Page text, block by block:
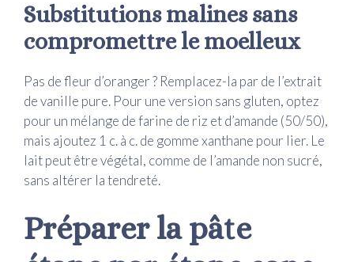
Substitutions malines sans
compromettre le moelleux
Pas de fleur d’oranger ? Remplacez-la par de l’extrait
de vanille pure. Pour une version sans gluten, optez
pour un mélange de farine de riz et d’amande (50/50),
mais ajoutez 1 c. à c. de gomme xanthane pour lier. Le
lait peut être végétal, comme de l’amande non sucré,
sans altérer la tendreté.
Préparer la pâte